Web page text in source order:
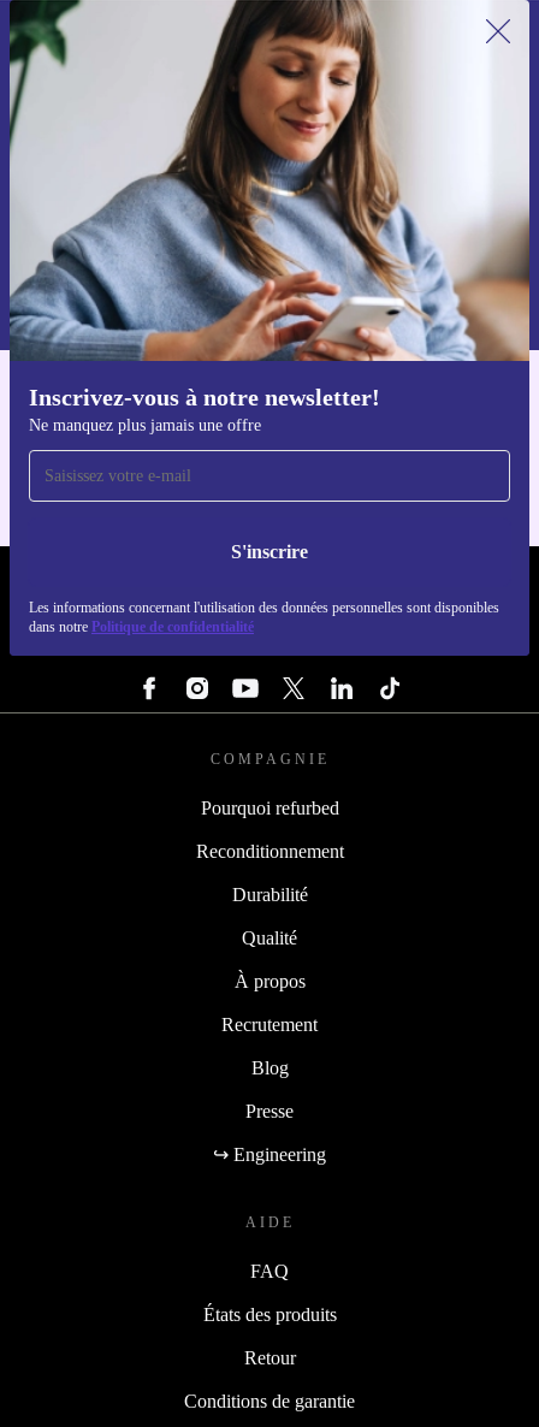
Inscrivez-vous à notre newsletter!
Ne manquez plus jamais une offre
S'inscrire
Les informations concernant l'utilisation des données personnelles sont disponibles
dans notre Politique de confidentialité
Recevoir offres et infos de refurbed
par mail
Ne manquez plus aucune offre.
S'inscrire
Retrouvez les informations sur l'utilisation des données personnelles
dans notre
politique de confidentialité.
Téléchargez l'application refurbed
Pour iOS et Android
COMPAGNIE
Pourquoi refurbed
Reconditionnement
Durabilité
Qualité
À propos
Recrutement
Blog
Presse
↪ Engineering
AIDE
FAQ
États des produits
Retour
Conditions de garantie